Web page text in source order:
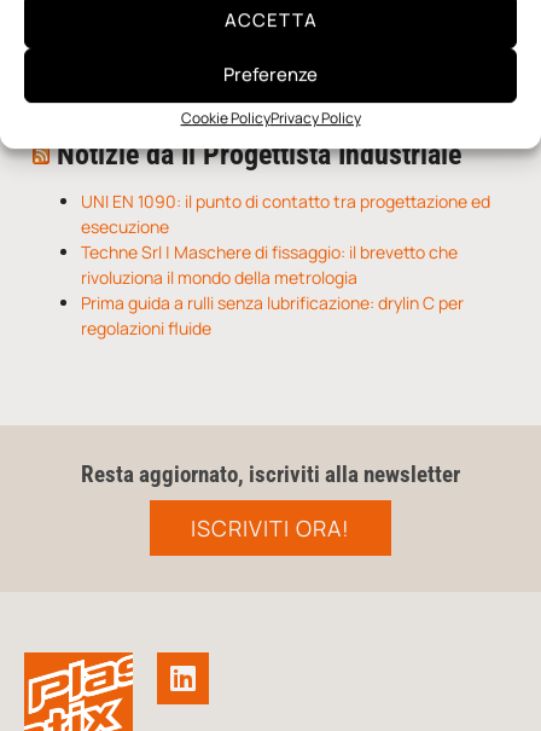
ACCETTA
Preferenze
Cookie PolicyPrivacy Policy
Una nuova mano robotica passa da una pinza all’altra
O-Ring, tecnica e applicazioni
Notizie da Il Progettista Industriale
UNI EN 1090: il punto di contatto tra progettazione ed
esecuzione
Techne Srl | Maschere di fissaggio: il brevetto che
rivoluziona il mondo della metrologia
Prima guida a rulli senza lubrificazione: drylin C per
regolazioni fluide
Resta aggiornato, iscriviti alla newsletter
ISCRIVITI ORA!